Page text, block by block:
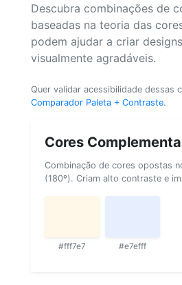
Descubra combinações de
baseadas na teoria das
podem ajudar a criar
visualmente agradáveis.
Quer validar acessibilidade dessas
Comparador Paleta + Contraste.
Cores
Combinação de cores opostas
(180º). Criam alto contraste e
#fff7e7 #e7efff